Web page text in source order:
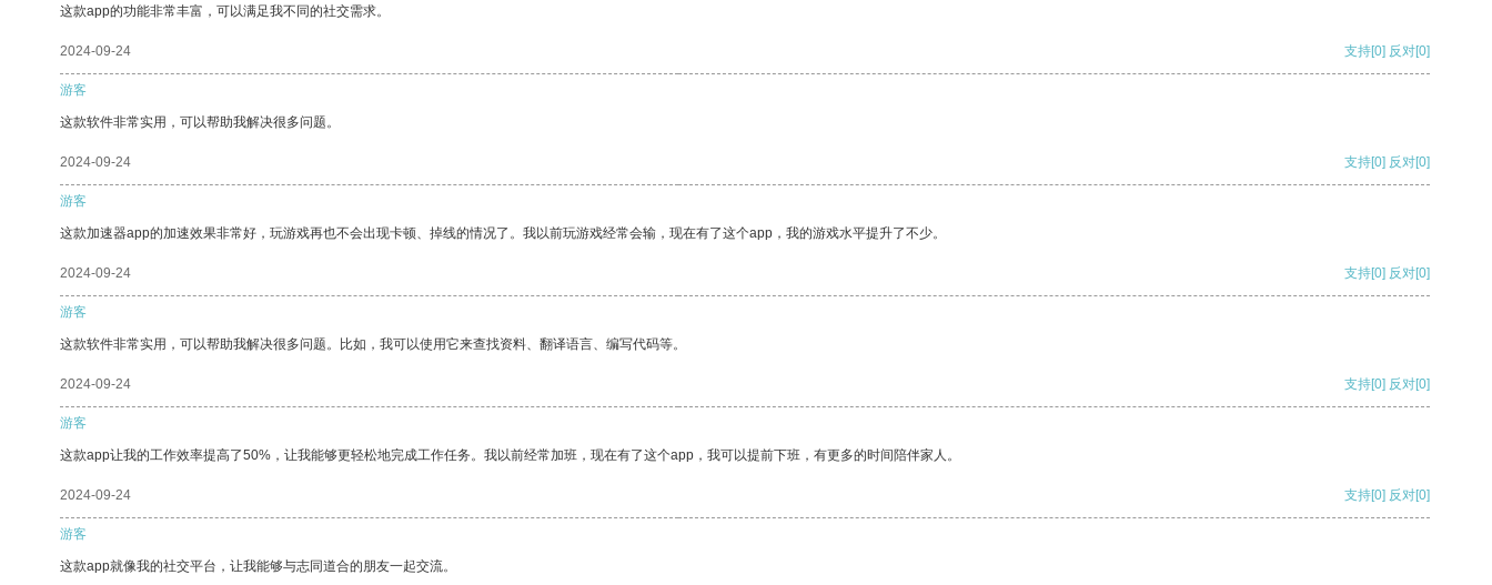
这款app的功能非常丰富，可以满足我不同的社交需求。
2024-09-24 支持[0] 反对[0]
游客
这款软件非常实用，可以帮助我解决很多问题。
2024-09-24 支持[0] 反对[0]
游客
这款加速器app的加速效果非常好，玩游戏再也不会出现卡顿、掉线的情况了。我以前玩游戏经常会输，现在有了这个app，我的游戏水平提升了不少。
2024-09-24 支持[0] 反对[0]
游客
这款软件非常实用，可以帮助我解决很多问题。比如，我可以使用它来查找资料、翻译语言、编写代码等。
2024-09-24 支持[0] 反对[0]
游客
这款app让我的工作效率提高了50%，让我能够更轻松地完成工作任务。我以前经常加班，现在有了这个app，我可以提前下班，有更多的时间陪伴家人。
2024-09-24 支持[0] 反对[0]
游客
这款app就像我的社交平台，让我能够与志同道合的朋友一起交流。